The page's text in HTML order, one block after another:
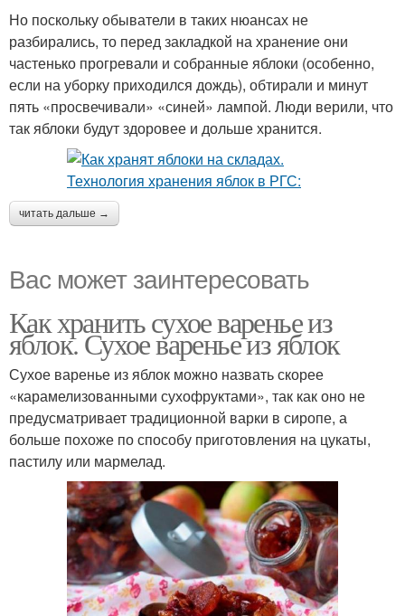
Но поскольку обыватели в таких нюансах не
разбирались, то перед закладкой на хранение они
частенько прогревали и собранные яблоки (особенно,
если на уборку приходился дождь), обтирали и минут
пять «просвечивали» «синей» лампой. Люди верили, что
так яблоки будут здоровее и дольше хранится.
читать дальше →
Вас может заинтересовать
Как хранить сухое варенье из
яблок. Сухое варенье из яблок
Сухое варенье из яблок можно назвать скорее
«карамелизованными сухофруктами», так как оно не
предусматривает традиционной варки в сиропе, а
больше похоже по способу приготовления на цукаты,
пастилу или мармелад.